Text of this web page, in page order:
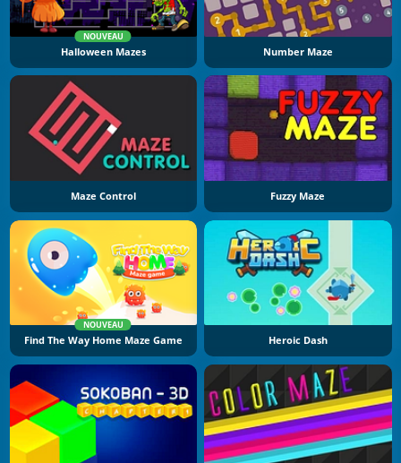
NOUVEAU
Halloween Mazes Number Maze
Maze Control Fuzzy Maze
NOUVEAU
Find The Way Home Maze Game Heroic Dash